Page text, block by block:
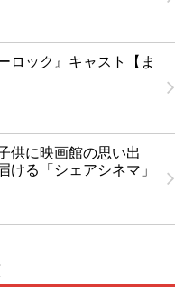
ロック』キャスト【ま
供に映画館の思い出
ける「シェアシネマ」